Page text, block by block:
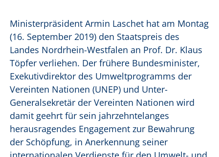
Ministerpräsident Armin Laschet hat am Montag
(16. September 2019) den Staatspreis des
Landes Nordrhein-Westfalen an Prof. Dr. Klaus
Töpfer verliehen. Der frühere Bundesminister,
Exekutivdirektor des Umweltprogramms der
Vereinten Nationen (UNEP) und Unter-
Generalsekretär der Vereinten Nationen wird
damit geehrt für sein jahrzehntelanges
herausragendes Engagement zur Bewahrung
der Schöpfung, in Anerkennung seiner